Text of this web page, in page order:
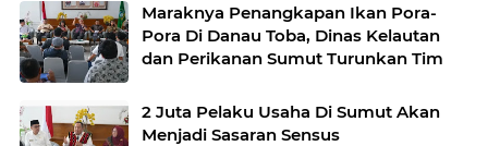
Maraknya Penangkapan Ikan Pora-
Pora Di Danau Toba, Dinas Kelautan
dan Perikanan Sumut Turunkan Tim
2 Juta Pelaku Usaha Di Sumut Akan
Menjadi Sasaran Sensus